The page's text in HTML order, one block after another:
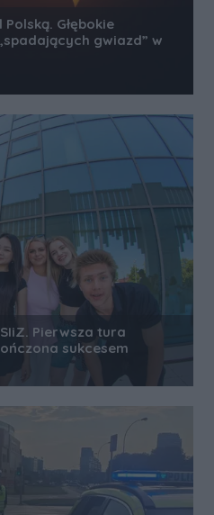
Głębokie
gwiazd” w
Pierwsza tura
sukcesem